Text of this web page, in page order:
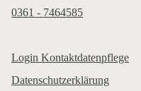
0361 - 7464585
Login Kontaktdatenpflege
Datenschutzerklärung